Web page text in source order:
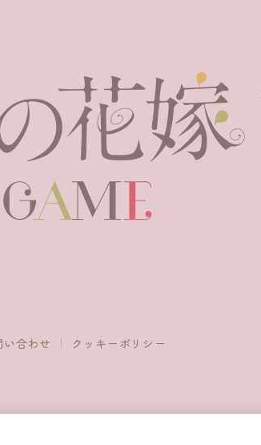
い合わせ クッキーポリシー